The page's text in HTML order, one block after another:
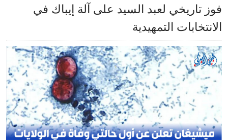
فوز تاريخي لعبد السيد على آلة إيباك في
الانتخابات التمهيدية